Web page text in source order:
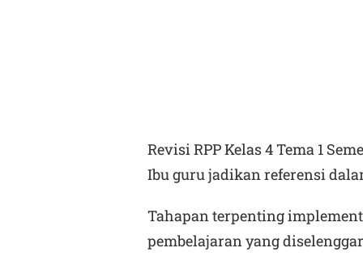
Revisi RPP Kelas 4 Tema 1
Ibu guru jadikan referensi
Tahapan terpenting
pembelajaran yang